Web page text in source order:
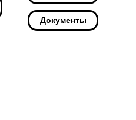
Документы